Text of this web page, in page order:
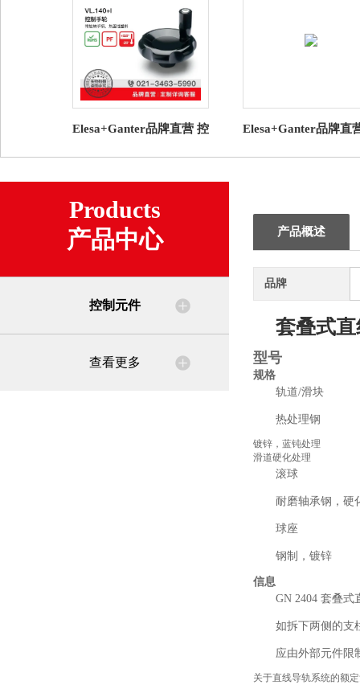
Elesa+Ganter品牌直营 控
轮 带旋转手柄
Elesa+Ganter品牌直
兰 用于控制旋钮
Products
产品中心
控制元件
查看更多
产品概述
品牌
套叠式
型号
规格
轨道/滑块
热处理钢
镀锌，蓝钝处理
滑道硬化处理
滚球
耐磨轴承钢，硬
球座
钢制，镀锌
信息
GN 2404 套叠
如拆下两侧的支
应由外部元件限
关于直线导轨系统的额